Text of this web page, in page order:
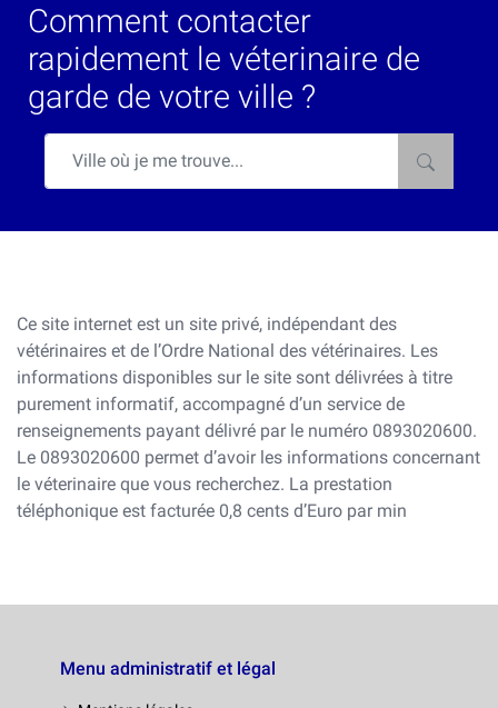
Comment contacter
rapidement le véterinaire de
garde de votre ville ?
Ce site internet est un site privé, indépendant des
vétérinaires et de l’Ordre National des vétérinaires. Les
informations disponibles sur le site sont délivrées à titre
purement informatif, accompagné d’un service de
renseignements payant délivré par le numéro 0893020600.
Le 0893020600 permet d’avoir les informations concernant
le véterinaire que vous recherchez. La prestation
téléphonique est facturée 0,8 cents d’Euro par min
Menu administratif et légal